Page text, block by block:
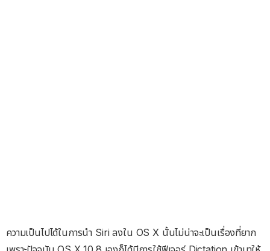
ความเป็นไปได้ในการนำ Siri ลงใน OS X นั้นไม่น่าจะเป็นเรื่องที่ยาก